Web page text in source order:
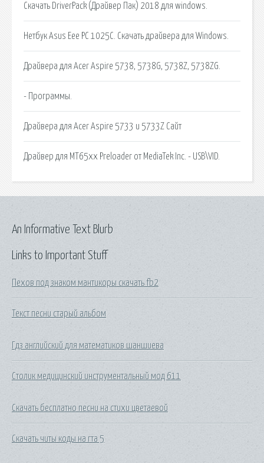
Скачать DriverPack (Драйвер Пак) 2018 для windows.
Нетбук Asus Eee PC 1025C. Скачать драйвера для Windows.
Драйвера для Acer Aspire 5738, 5738G, 5738Z, 5738ZG.
- Программы.
Драйвера для Acer Aspire 5733 и 5733Z Сайт
Драйвер для MT65xx Preloader от MediaTek Inc. - USB\VID.
Links to Important Stuff
Пехов под знаком мантикоры скачать fb2
Текст песни старый альбом
Гдз английский для математиков шаншиева
Столик медицинский инструментальный мод 611
Скачать бесплатно песни на стихи цветаевой
Скачать читы коды на гта 5
An Informative Text Blurb